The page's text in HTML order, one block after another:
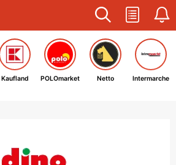
Kaufland POLOmarket Netto Intermarche